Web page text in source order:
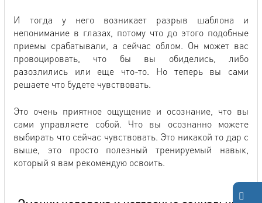
И тогда у него возникает разрыв шаблона и
непонимание в глазах, потому что до этого подобные
приемы срабатывали, а сейчас облом. Он может вас
провоцировать, что бы вы обиделись, либо
разозлились или еще что-то. Но теперь вы сами
решаете что будете чувствовать.
Это очень приятное ощущение и осознание, что вы
сами управляете собой. Что вы осознанно можете
выбирать что сейчас чувствовать. Это никакой то дар с
выше, это просто полезный тренируемый навык,
который я вам рекомендую освоить.